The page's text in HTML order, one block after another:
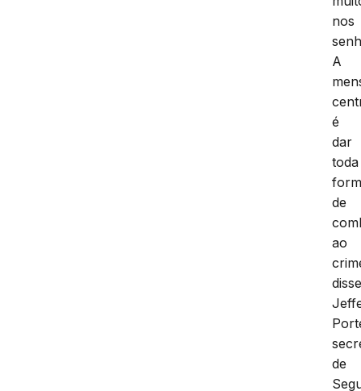
nos
A
é
dar
toda
de
ao
de